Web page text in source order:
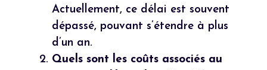
Actuellement, ce délai est souvent
dépassé, pouvant s’étendre à plus
d’un an.
Quels sont les coûts associés au